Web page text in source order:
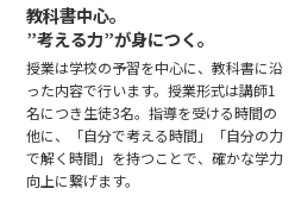
教科書中心。
”考える力”が身につく。
授業は学校の予習を中心に、教科書に沿
った内容で行います。授業形式は講師1
名につき生徒3名。指導を受ける時間の
他に、「自分で考える時間」「自分の力
で解く時間」を持つことで、確かな学力
向上に繋げます。